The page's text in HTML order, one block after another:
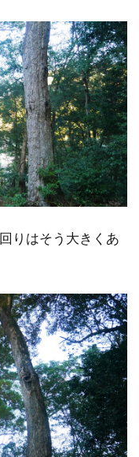
りはそう大きくあ